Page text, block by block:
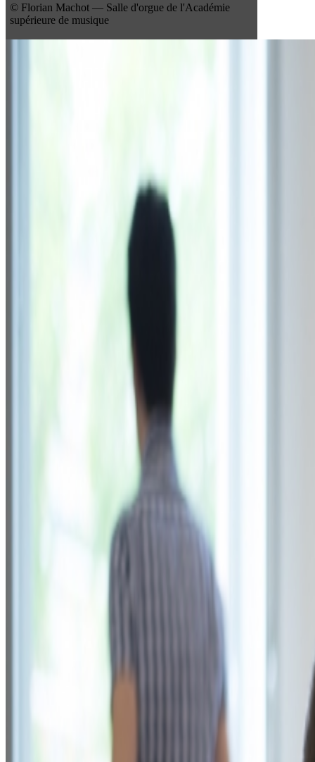
© Florian Machot — Salle d'orgue de l'Académie
supérieure de musique